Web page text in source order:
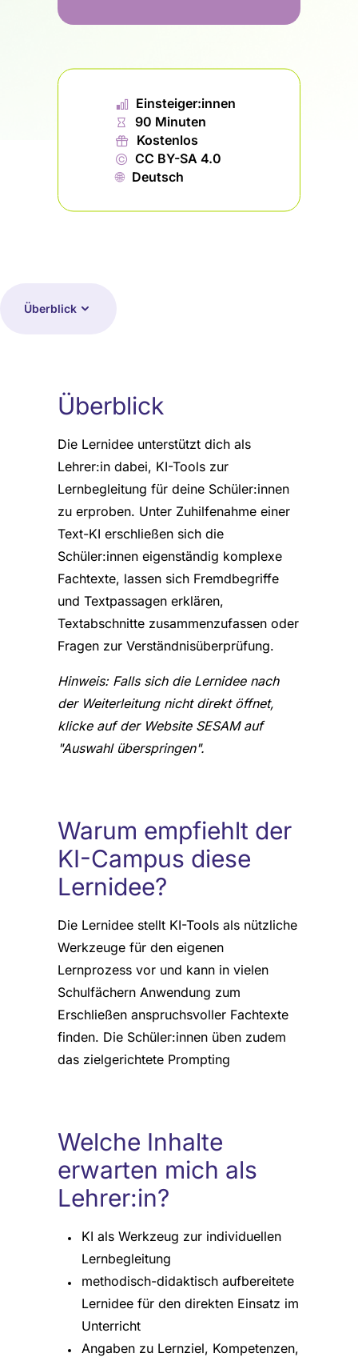
📊︎ Einsteiger:innen
⏱ 90 Minuten
🎁︎ Kostenlos
© CC BY-SA 4.0
🌐︎ Deutsch
Überblick
Überblick
Die Lernidee unterstützt dich als
Lehrer:in dabei, KI-Tools zur
Lernbegleitung für deine Schüler:innen
zu erproben. Unter Zuhilfenahme einer
Text-KI erschließen sich die
Schüler:innen eigenständig komplexe
Fachtexte, lassen sich Fremdbegriffe
und Textpassagen erklären,
Textabschnitte zusammenzufassen oder
Fragen zur Verständnisüberprüfung.
Hinweis: Falls sich die Lernidee nach
der Weiterleitung nicht direkt öffnet,
klicke auf der Website SESAM auf
"Auswahl überspringen".
Warum empfiehlt der
KI-Campus diese
Lernidee?
Die Lernidee stellt KI-Tools als nützliche
Werkzeuge für den eigenen
Lernprozess vor und kann in vielen
Schulfächern Anwendung zum
Erschließen anspruchsvoller Fachtexte
finden. Die Schüler:innen üben zudem
das zielgerichtete Prompting
Welche Inhalte
erwarten mich als
Lehrer:in?
KI als Werkzeug zur individuellen
Lernbegleitung
methodisch-didaktisch aufbereitete
Lernidee für den direkten Einsatz im
Unterricht
Angaben zu Lernziel, Kompetenzen,